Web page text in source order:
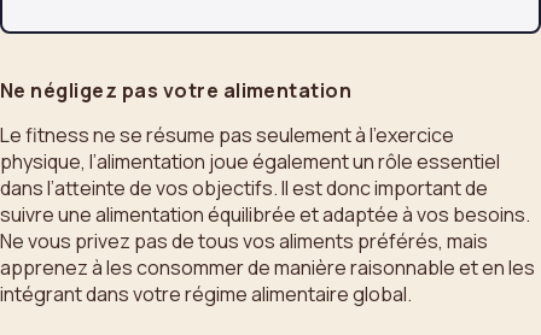
Ne négligez pas votre alimentation
Le fitness ne se résume pas seulement à l’exercice
physique, l’alimentation joue également un rôle essentiel
dans l’atteinte de vos objectifs. Il est donc important de
suivre une alimentation équilibrée et adaptée à vos besoins.
Ne vous privez pas de tous vos aliments préférés, mais
apprenez à les consommer de manière raisonnable et en les
intégrant dans votre régime alimentaire global.